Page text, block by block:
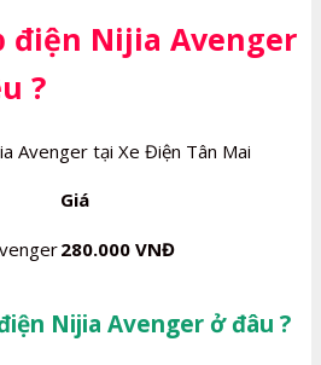
điện Nijia Avenger
?
Avenger tại Xe Điện Tân Mai
Giá
280.000 VNĐ
Nijia Avenger ở đâu ?